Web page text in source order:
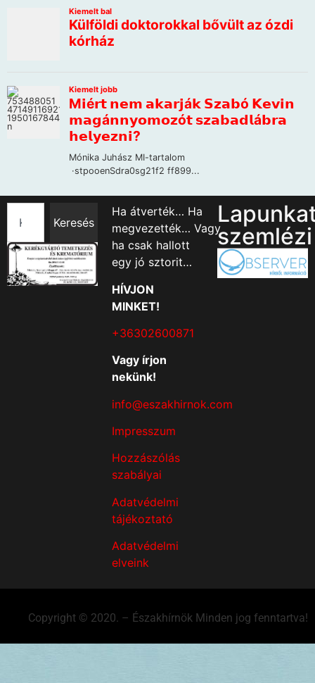
Keresés
Ha átverték… Ha
megvezették… Vagy
ha csak hallott
egy jó sztorit…
HÍVJON
MINKET!
+36302600871
Vagy írjon
nekünk!
info@eszakhirnok.com
Impresszum
Hozzászólás
szabályai
Adatvédelmi
tájékoztató
Adatvédelmi
elveink
szemlézi
Copyright © 2020. – Északhírnök Minden jog fenntartva!